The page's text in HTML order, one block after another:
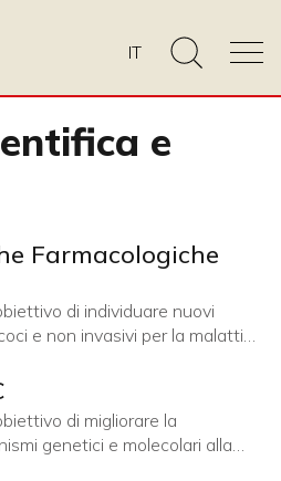
IT
e
Farmacologiche
di individuare nuovi
e non invasivi per la malattia
come biomarcatore
della patologia nelle sue fasi
la diagnosi e l’approccio
malattie neurodegenerative.
di migliorare la
genetici e molecolari alla